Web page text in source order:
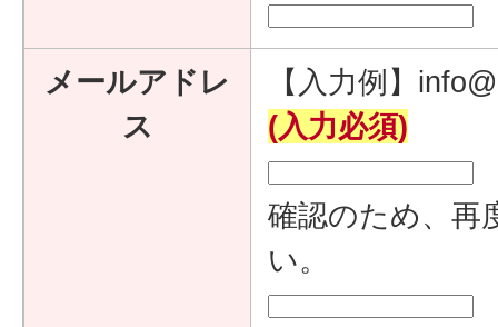
メールアドレ
ス
【入力例】
(入力必須)
確認のため、再
い。